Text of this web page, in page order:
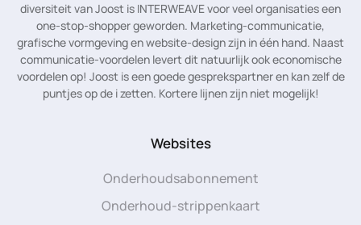
diversiteit van Joost is INTERWEAVE voor veel organisaties een
one-stop-shopper geworden. Marketing-communicatie,
grafische vormgeving en website-design zijn in één hand. Naast
communicatie-voordelen levert dit natuurlijk ook economische
voordelen op! Joost is een goede gesprekspartner en kan zelf de
puntjes op de i zetten. Kortere lijnen zijn niet mogelijk!
Websites
Onderhoudsabonnement
Onderhoud-strippenkaart